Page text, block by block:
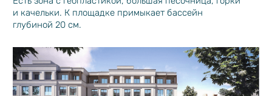
КОМАНДА ПРОЕКТА
ДЛЯ ИНВЕСТОРОВ
КОНТАКТЫ